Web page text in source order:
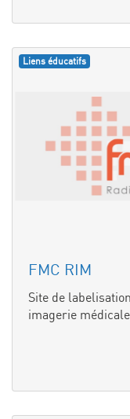
Liens éducatifs
FMC RIM
Site de
imagerie médicale.